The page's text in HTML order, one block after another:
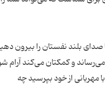
بلند نفستان را بیرون
و کمکتان می‌کند آرام
مهربانی از خود بپرسید چه